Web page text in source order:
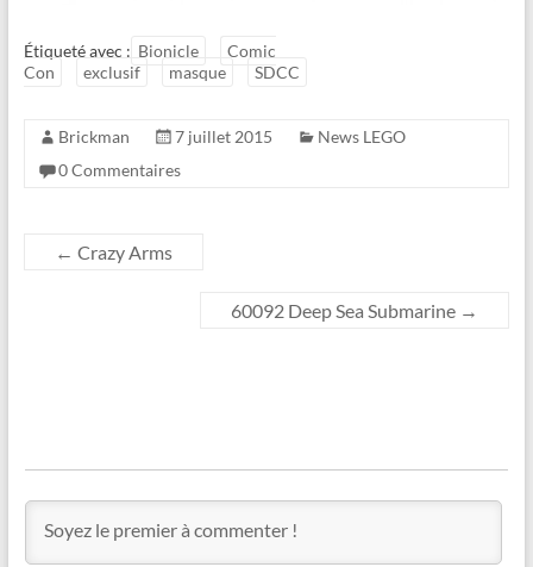
Étiqueté avec : Bionicle
Comic
Con
exclusif masque SDCC
Brickman 7 juillet 2015
News LEGO
0 Commentaires
← Crazy Arms
60092 Deep Sea Submarine →